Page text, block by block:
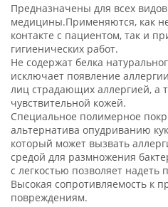
Предназначены для всех
медицины.Применяются, как
контакте с пациентом, так и
гигиенических работ.
Не содержат белка
исключает появление
лиц страдающих аллергией, а
чувствительной кожей.
Специальное полимерное
альтернатива опудриванию
который может вызвать
средой для размножения
с легкостью позволяет надеть
Высокая сопротивляемость к
повреждениям.